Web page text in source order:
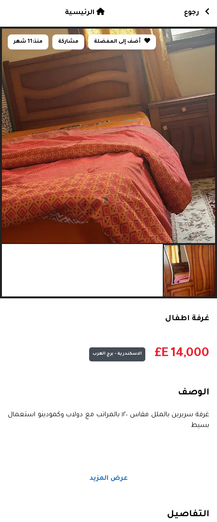
أضف إلى المفضلة مشاركة منذ:11 شهر
غرفة اطفال
E£ 14,000 الاسكندرية - برج العرب
الوصف
غرفة سريرين بالملل مقاس ١٢٠ بالمراتب مع دولاب وكمودينو استعمال
بسيط
عرض المزيد
التفاصيل
رجوع الرئيسية